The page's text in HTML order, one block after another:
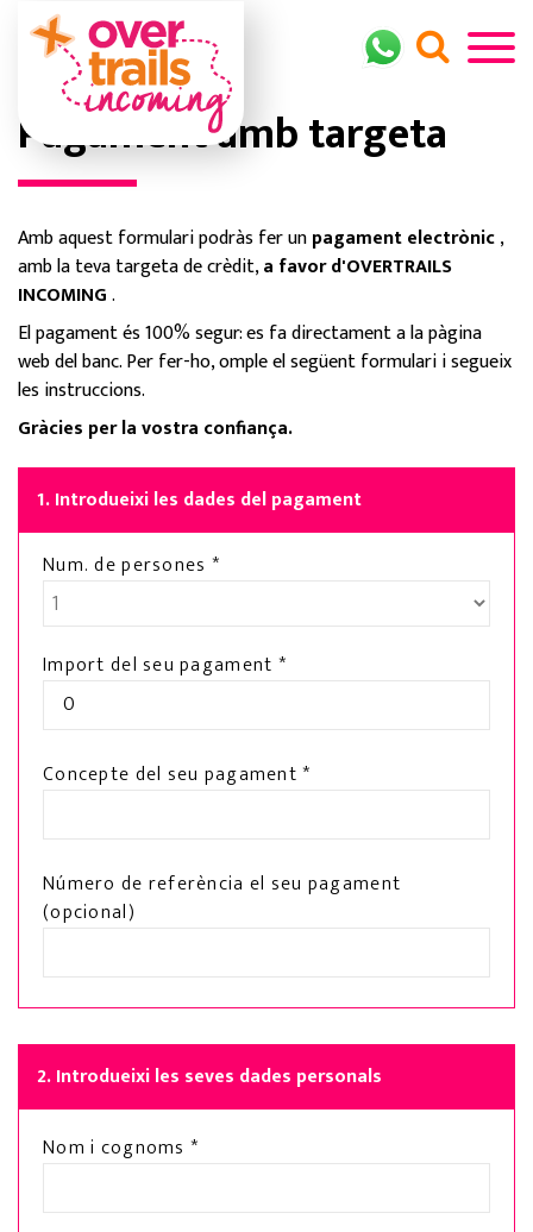
Pagament amb targeta
Amb aquest formulari podràs fer unpagament electrònic,
amb la teva targeta de crèdit,a favor d'OVERTRAILS
INCOMING.
El pagament és 100% segur: es fa directament a la pàgina
web del banc. Per fer-ho, omple el següent formulari i segueix
les instruccions.
Gràcies per la vostra confiança.
1. Introdueixi les dades del pagament
Num. de persones *
Import del seu pagament *
Concepte del seu pagament *
Número de referència el seu pagament
(opcional)
2. Introdueixi les seves dades personals
Nom i cognoms *